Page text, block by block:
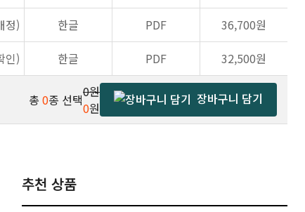
정) 한글 PDF
36,700원
인) 한글 PDF 32,500원
총 0종 선택0원
0원
장바구니 담기
추천 상품